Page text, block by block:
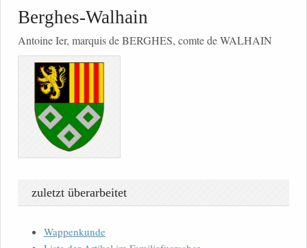
Berghes-Walhain
Antoine Ier, marquis de BERGHES, comte de WALHAIN
zuletzt überarbeitet
Wappenkunde